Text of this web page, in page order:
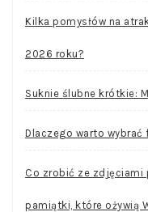
Kilka pomysłów na
2026 roku?
Suknie ślubne krótkie:
Dlaczego warto
Co zrobić ze zdjęciami
pamiątki, które ożywią